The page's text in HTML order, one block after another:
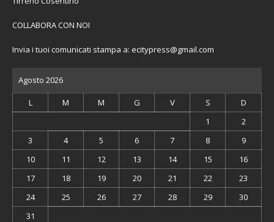
COLLABORA CON NOI
Invia i tuoi comunicati stampa a: ecitypress@gmail.com
Agosto 2026
L M M G V S
D
1
2
3
4 5 6 7 8
9
10
11 12 13 14 15
16
17
18 19 20 21 22
23
24
25 26 27 28 29
30
31